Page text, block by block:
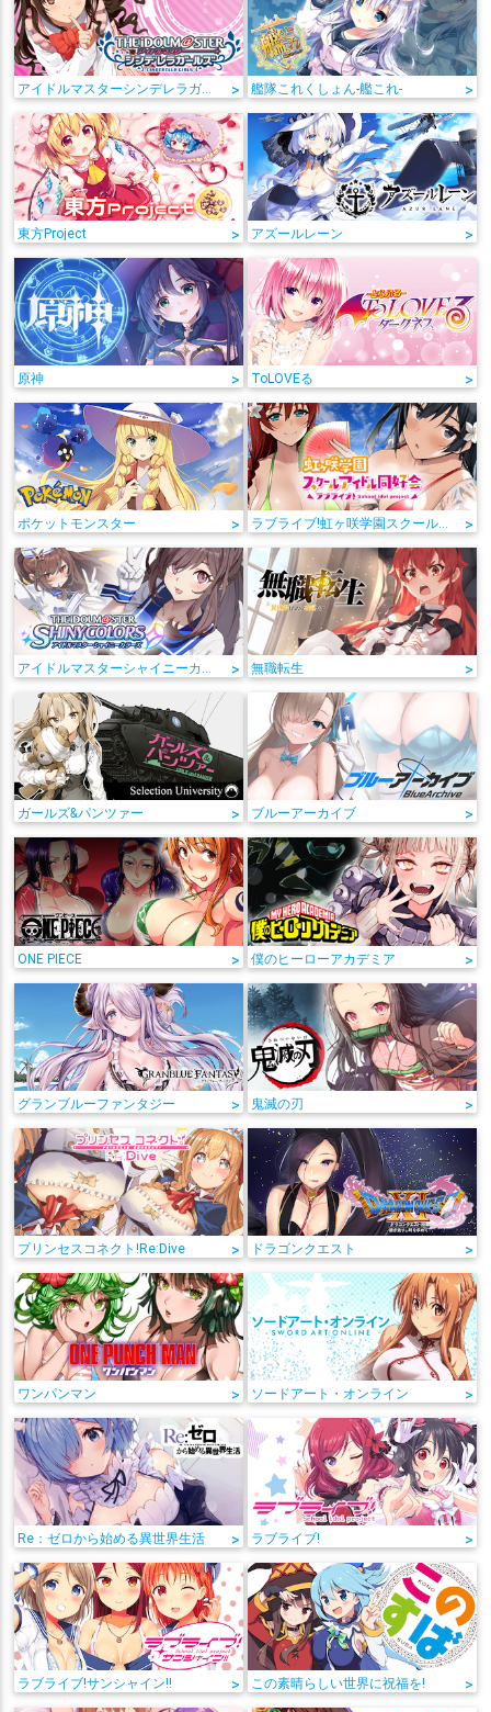
アイドルマスターシンデレラガールズ > 艦隊これくしょん-艦これ- >
東方Project > アズールレーン >
原神 > ToLOVEる >
ポケットモンスター > ラブライブ!虹ヶ咲学園スクールアイドル同好会 >
アイドルマスターシャイニーカラーズ > 無職転生 >
ガールズ&パンツァー > ブルーアーカイブ >
ONE PIECE > 僕のヒーローアカデミア >
グランブルーファンタジー > 鬼滅の刃 >
プリンセスコネクト!Re:Dive > ドラゴンクエスト >
ワンパンマン > ソードアート・オンライン >
Re：ゼロから始める異世界生活 > ラブライブ! >
ラブライブ!サンシャイン!! > この素晴らしい世界に祝福を! >